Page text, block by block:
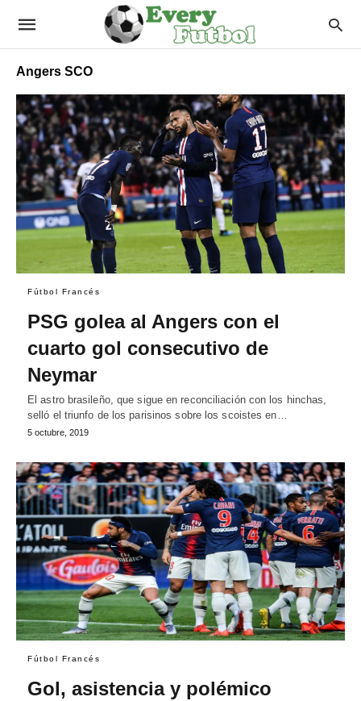
Angers SCO
Fútbol Francés
PSG golea al Angers con el
cuarto gol consecutivo de
Neymar
El astro brasileño, que sigue en reconciliación con los hinchas,
selló el triunfo de los parisinos sobre los scoistes en…
5 octubre, 2019
Fútbol Francés
Gol, asistencia y polémico